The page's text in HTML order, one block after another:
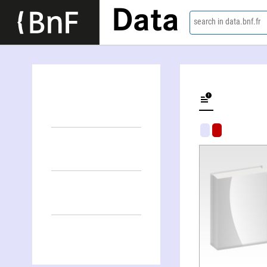
Data search in data.bnf.fr